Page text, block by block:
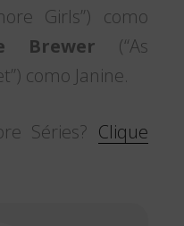
Girls”) como
Brewer (“As
como Janine.
Séries? Clique